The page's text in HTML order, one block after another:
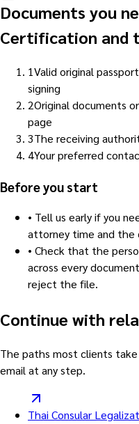
Documents you
Certification and
1Valid original
signing
2Original documents
page
3The receiving
4Your preferred
Before you start
• Tell us early if you
attorney time and the
• Check that the
across every
reject the file.
Continue with
The paths most clients
email at any step.
Thai Consular